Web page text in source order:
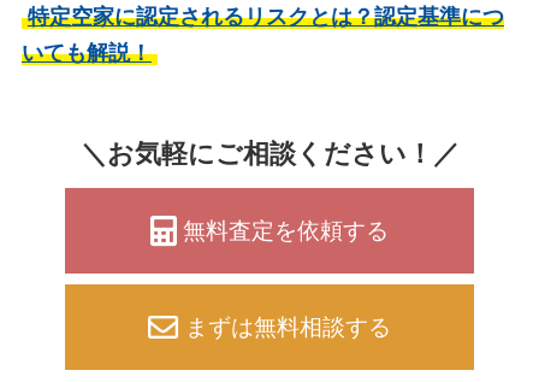
特定空家に認定されるリスクとは？認定基準につ
いても解説！
＼お気軽にご相談ください！／
無料査定を依頼する
まずは無料相談する